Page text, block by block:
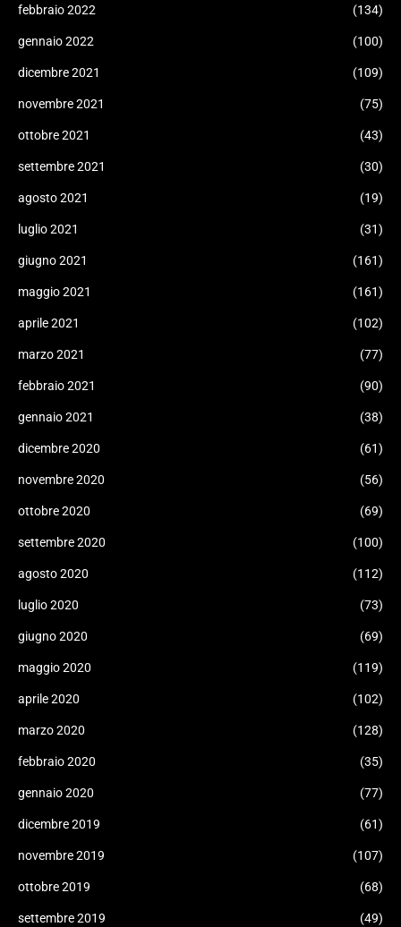
febbraio 2022 (134)
gennaio 2022 (100)
dicembre 2021 (109)
novembre 2021 (75)
ottobre 2021 (43)
settembre 2021 (30)
agosto 2021 (19)
luglio 2021 (31)
giugno 2021 (161)
maggio 2021 (161)
aprile 2021 (102)
marzo 2021 (77)
febbraio 2021 (90)
gennaio 2021 (38)
dicembre 2020 (61)
novembre 2020 (56)
ottobre 2020 (69)
settembre 2020 (100)
agosto 2020 (112)
luglio 2020 (73)
giugno 2020 (69)
maggio 2020 (119)
aprile 2020 (102)
marzo 2020 (128)
febbraio 2020 (35)
gennaio 2020 (77)
dicembre 2019 (61)
novembre 2019 (107)
ottobre 2019 (68)
settembre 2019 (49)